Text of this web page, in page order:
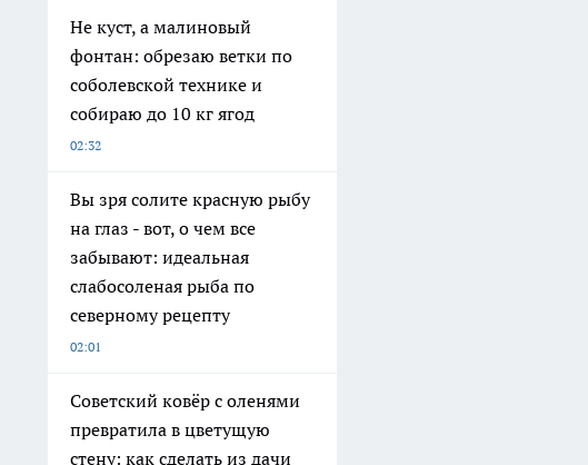
Не куст, а малиновый
фонтан: обрезаю ветки по
соболевской технике и
собираю до 10 кг ягод
02:32
Вы зря солите красную рыбу
на глаз - вот, о чем все
забывают: идеальная
слабосоленая рыба по
северному рецепту
02:01
Советский ковёр с оленями
превратила в цветущую
стену: как сделать из дачи